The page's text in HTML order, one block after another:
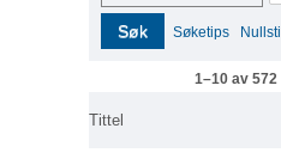
Søk Søketips Nullstill
1–10 av 572
Tittel